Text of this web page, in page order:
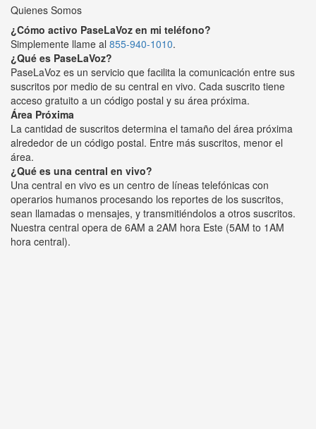
Quienes Somos
¿Cómo activo PaseLaVoz en mi teléfono?
Simplemente llame al 855-940-1010.
¿Qué es PaseLaVoz?
PaseLaVoz es un servicio que facilita la comunicación entre sus
suscritos por medio de su central en vivo. Cada suscrito tiene
acceso gratuito a un código postal y su área próxima.
Área Próxima
La cantidad de suscritos determina el tamaño del área próxima
alrededor de un código postal. Entre más suscritos, menor el
área.
¿Qué es una central en vivo?
Una central en vivo es un centro de líneas telefónicas con
operarios humanos procesando los reportes de los suscritos,
sean llamadas o mensajes, y transmitiéndolos a otros suscritos.
Nuestra central opera de 6AM a 2AM hora Este (5AM to 1AM
hora central).